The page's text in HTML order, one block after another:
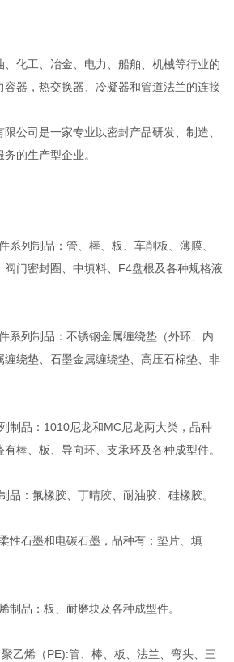
化工、冶金、电力、船舶、机械等行业的
容器，热交换器、冷凝器和管道法兰的连接
公司是一家专业以密封产品研发、制造、
的生产型企业。
列制品：管、棒、板、车削板、薄膜、
门密封圈、中填料、F4盘根及各种规格液
列制品：不锈钢金属缠绕垫（外环、内
缠绕垫、石墨金属缠绕垫、高压石棉垫、非
品：1010尼龙和MC尼龙两大类，品种
棒、板、导向环、支承环及各种成型件。
：氟橡胶、丁晴胶、耐油胶、硅橡胶。
石墨和电碳石墨，品种有：垫片、填
品：板、耐磨块及各种成型件。
乙烯（PE):管、棒、板、法兰、弯头、三